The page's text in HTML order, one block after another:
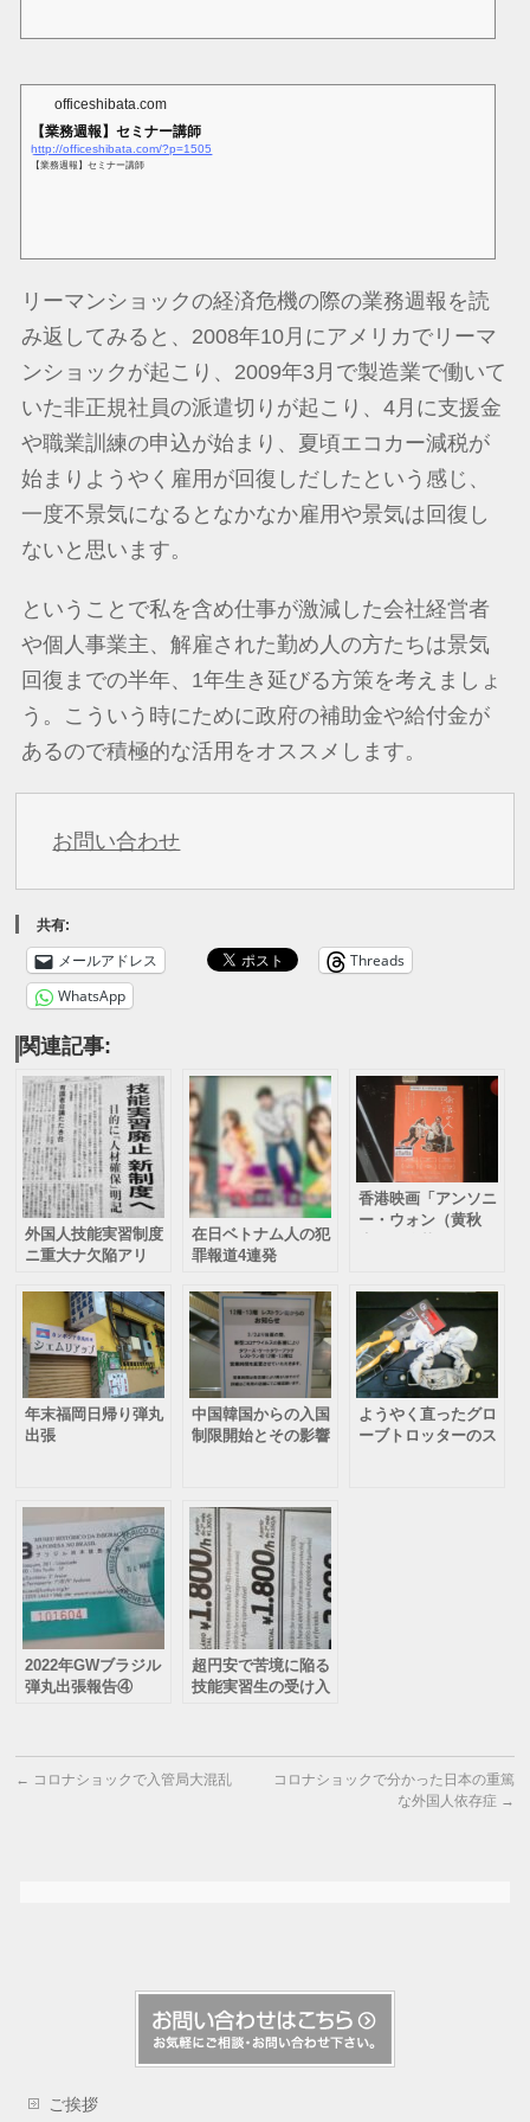
officeshibata.com
【業務週報】セミナー講師
http://officeshibata.com/?p=1505
【業務週報】セミナー講師
リーマンショックの経済危機の際の業務週報を読
み返してみると、2008年10月にアメリカでリーマ
ンショックが起こり、2009年3月で製造業で働いて
いた非正規社員の派遣切りが起こり、4月に支援金
や職業訓練の申込が始まり、夏頃エコカー減税が
始まりようやく雇用が回復しだしたという感じ、
一度不景気になるとなかなか雇用や景気は回復し
ないと思います。
ということで私を含め仕事が激減した会社経営者
や個人事業主、解雇された勤め人の方たちは景気
回復までの半年、1年生き延びる方策を考えましょ
う。こういう時にために政府の補助金や給付金が
あるので積極的な活用をオススメします。
お問い合わせ
共有:
メールアドレス
Threads
WhatsApp
関連記事:
外国人技能実習制度
ニ重大ナ欠陥アリ
在日ベトナム人の犯
罪報道4連発
香港映画「アンソニ
ー・ウォン（黄秋
年末福岡日帰り弾丸
出張
中国韓国からの入国
制限開始とその影響
ようやく直ったグロ
ーブトロッターのス
2022年GWブラジル
弾丸出張報告④
超円安で苦境に陥る
技能実習生の受け入
← コロナショックで入管局大混乱
コロナショックで分かった日本の重篤
な外国人依存症 →
ご挨拶